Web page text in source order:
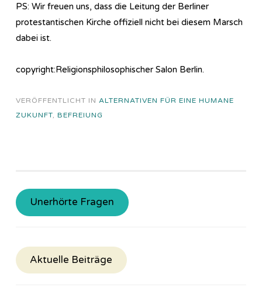
PS: Wir freuen uns, dass die Leitung der Berliner
protestantischen Kirche offiziell nicht bei diesem Marsch
dabei ist.
copyright:Religionsphilosophischer Salon Berlin.
VERÖFFENTLICHT IN ALTERNATIVEN FÜR EINE HUMANE
ZUKUNFT, BEFREIUNG
Unerhörte Fragen
Aktuelle Beiträge